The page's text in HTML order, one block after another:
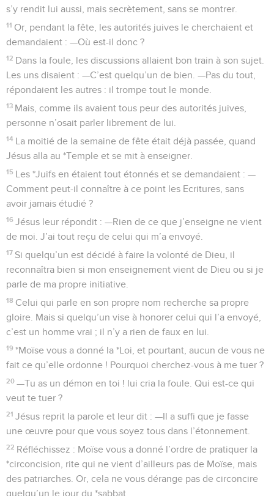
s’y rendit lui aussi, mais secrètement, sans se montrer.
11 Or, pendant la fête, les autorités juives le cherchaient et
demandaient : —Où est-il donc ?
12 Dans la foule, les discussions allaient bon train à son sujet.
Les uns disaient : —C’est quelqu’un de bien. —Pas du tout,
répondaient les autres : il trompe tout le monde.
13 Mais, comme ils avaient tous peur des autorités juives,
personne n’osait parler librement de lui.
14 La moitié de la semaine de fête était déjà passée, quand
Jésus alla au *Temple et se mit à enseigner.
15 Les *Juifs en étaient tout étonnés et se demandaient : —
Comment peut-il connaître à ce point les Ecritures, sans
avoir jamais étudié ?
16 Jésus leur répondit : —Rien de ce que j’enseigne ne vient
de moi. J’ai tout reçu de celui qui m’a envoyé.
17 Si quelqu’un est décidé à faire la volonté de Dieu, il
reconnaîtra bien si mon enseignement vient de Dieu ou si je
parle de ma propre initiative.
18 Celui qui parle en son propre nom recherche sa propre
gloire. Mais si quelqu’un vise à honorer celui qui l’a envoyé,
c’est un homme vrai ; il n’y a rien de faux en lui.
19 *Moïse vous a donné la *Loi, et pourtant, aucun de vous ne
fait ce qu’elle ordonne ! Pourquoi cherchez-vous à me tuer ?
20 —Tu as un démon en toi ! lui cria la foule. Qui est-ce qui
veut te tuer ?
21 Jésus reprit la parole et leur dit : —Il a suffi que je fasse
une œuvre pour que vous soyez tous dans l’étonnement.
22 Réfléchissez : Moïse vous a donné l’ordre de pratiquer la
*circoncision, rite qui ne vient d’ailleurs pas de Moïse, mais
des patriarches. Or, cela ne vous dérange pas de circoncire
quelqu’un le jour du *sabbat.